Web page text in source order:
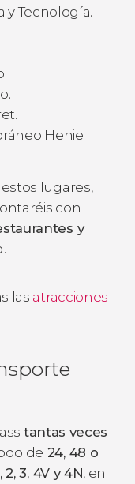
y Tecnología.
Henie
lugares,
con
y
las atracciones
tantas veces
de 24, 48 o
2, 3, 4V y 4N, en